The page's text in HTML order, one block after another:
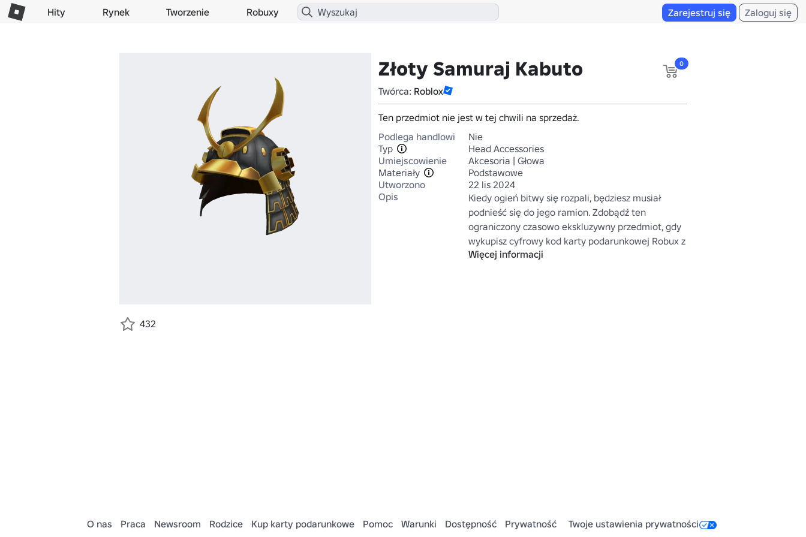
Hity Rynek Tworzenie Robuxy Zarejestruj się Zaloguj się
Złoty Samuraj Kabuto
Twórca: Roblox
0
Ten przedmiot nie jest w tej chwili na sprzedaż.
Podlega handlowi
Nie
Typ
Head Accessories
Umiejscowienie
Akcesoria | Głowa
Materiały
Podstawowe
Utworzono
22 lis 2024
Opis
Kiedy ogień bitwy się rozpali, będziesz musiał
podnieść się do jego ramion. Zdobądź ten
ograniczony czasowo ekskluzywny przedmiot, gdy
wykupisz cyfrowy kod karty podarunkowej Robux z
Amazon. Odwiedź Amazon, aby dowiedzieć się
Więcej informacji
432
O nas Praca Newsroom Rodzice Kup karty podarunkowe Pomoc Warunki Dostępność Prywatność Twoje ustawienia prywatności